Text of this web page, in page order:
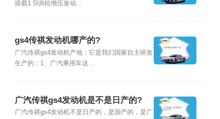
搭载1.5l涡轮增压发动...
gs4传祺发动机哪产的?
广汽传祺gs4发动机产地：它是我们国家自主研发
生产的：1、广汽乘用车这...
广汽传祺gs4发动机是不是日产的?
广汽传祺gs4发动机不是日产的，是国产的，是广